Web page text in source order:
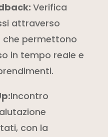
Verifica
attraverso
che permettono
in tempo reale e
Incontro
con la